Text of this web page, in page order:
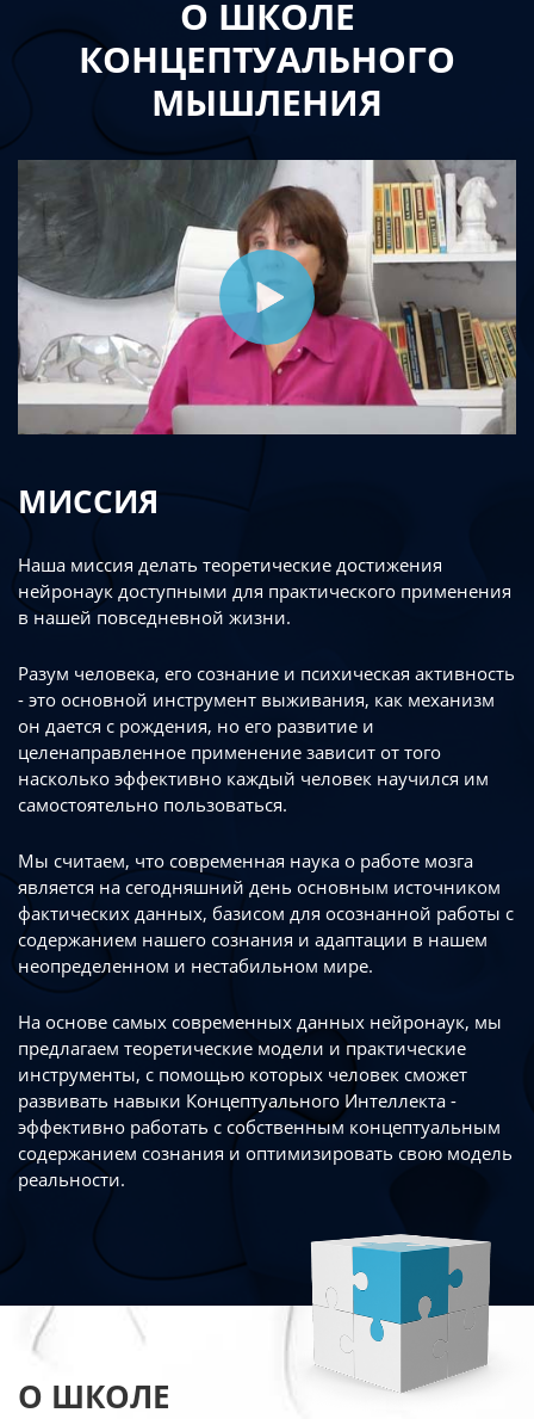
О ШКОЛЕ
КОНЦЕПТУАЛЬНОГО
МЫШЛЕНИЯ
МИССИЯ
Наша миссия делать теоретические достижения
нейронаук доступными для практического применения
в нашей повседневной жизни.
Разум человека, его сознание и психическая активность
- это основной инструмент выживания, как механизм
он дается с рождения, но его развитие и
целенаправленное применение зависит от того
насколько эффективно каждый человек научился им
самостоятельно пользоваться.
Мы считаем, что современная наука о работе мозга
является на сегодняшний день основным источником
фактических данных, базисом для осознанной работы с
содержанием нашего сознания и адаптации в нашем
неопределенном и нестабильном мире.
На основе самых современных данных нейронаук, мы
предлагаем теоретические модели и практические
инструменты, с помощью которых человек сможет
развивать навыки Концептуального Интеллекта -
эффективно работать с собственным концептуальным
содержанием сознания и оптимизировать свою модель
реальности.
О ШКОЛЕ